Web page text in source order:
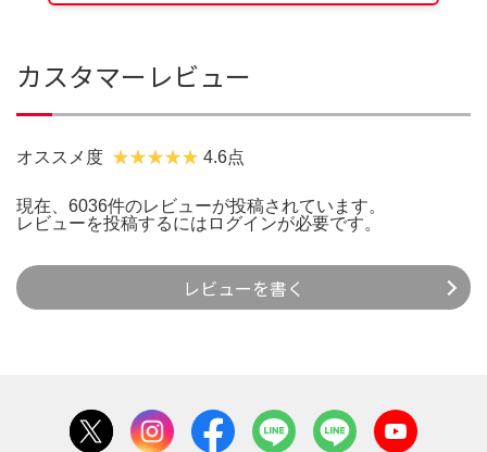
カスタマーレビュー
オススメ度 4.6点
現在、6036件のレビューが投稿されています。
レビューを投稿するには ログインが必要です。
レビューを書く